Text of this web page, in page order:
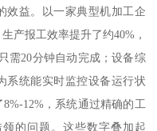
效益。以一家典型机加工企
产报工效率提升了约40%，
需20分钟自动完成；设备综
系统能实时监控设备运行状
12%，系统通过精确的工
的问题。这些数字叠加起